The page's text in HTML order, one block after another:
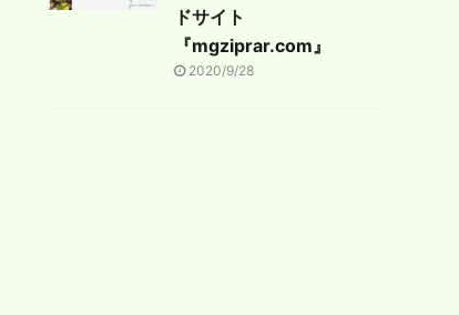
ドサイト
『mgziprar.com』
2020/9/28